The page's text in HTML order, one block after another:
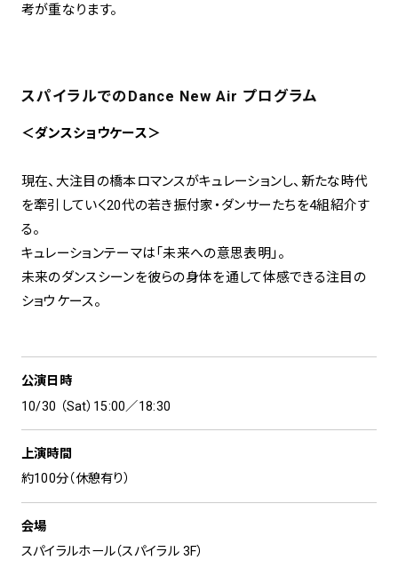
考が重なります。
スパイラルでのDance New Air プログラム
＜ダンスショウケース＞
現在、大注目の橋本ロマンスがキュレーションし、新たな時代
を牽引していく20代の若き振付家・ダンサーたちを4組紹介す
る。
キュレーションテーマは「未来への意思表明」。
未来のダンスシーンを彼らの身体を通して体感できる注目の
ショウケース。
公演日時
10/30 （Sat）15:00／18:30
上演時間
約100分（休憩有り）
会場
スパイラルホール（スパイラル 3F）